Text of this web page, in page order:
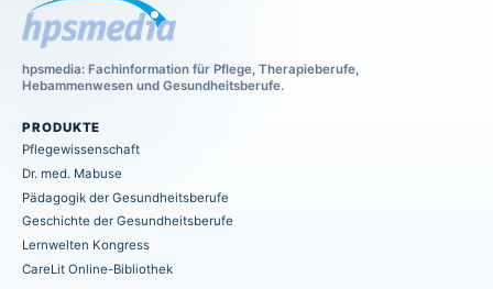
hpsmedia: Fachinformation für Pflege, Therapieberufe,
Hebammenwesen und Gesundheitsberufe.
PRODUKTE
Pflegewissenschaft
Dr. med. Mabuse
Pädagogik der Gesundheitsberufe
Geschichte der Gesundheitsberufe
Lernwelten Kongress
CareLit Online-Bibliothek